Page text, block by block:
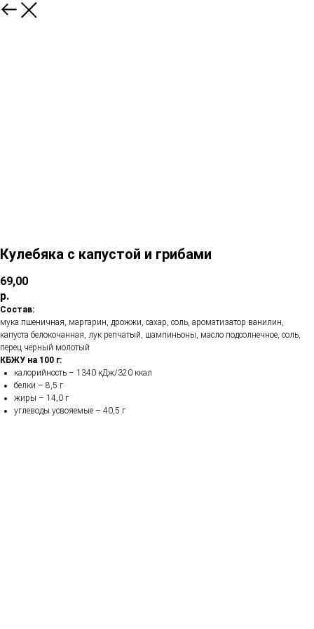
Кулебяка с капустой и грибами
69,00
р.
Состав:
мука пшеничная, маргарин, дрожжи, сахар, соль, ароматизатор ванилин,
капуста белокочанная, лук репчатый, шампиньоны, масло подсолнечное, соль,
перец черный молотый
КБЖУ на 100 г:
калорийность – 1340 кДж/320 ккал
белки – 8,5 г
жиры – 14,0 г
углеводы усвояемые – 40,5 г